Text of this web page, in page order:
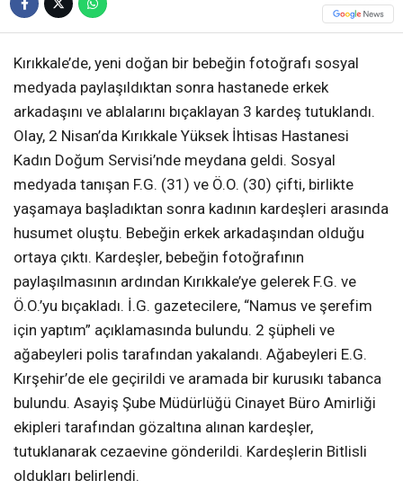
Kırıkkale’de, yeni doğan bir bebeğin fotoğrafı sosyal
medyada paylaşıldıktan sonra hastanede erkek
arkadaşını ve ablalarını bıçaklayan 3 kardeş tutuklandı.
Olay, 2 Nisan’da Kırıkkale Yüksek İhtisas Hastanesi
Kadın Doğum Servisi’nde meydana geldi. Sosyal
medyada tanışan F.G. (31) ve Ö.O. (30) çifti, birlikte
yaşamaya başladıktan sonra kadının kardeşleri arasında
husumet oluştu. Bebeğin erkek arkadaşından olduğu
ortaya çıktı. Kardeşler, bebeğin fotoğrafının
paylaşılmasının ardından Kırıkkale’ye gelerek F.G. ve
Ö.O.’yu bıçakladı. İ.G. gazetecilere, “Namus ve şerefim
için yaptım” açıklamasında bulundu. 2 şüpheli ve
ağabeyleri polis tarafından yakalandı. Ağabeyleri E.G.
Kırşehir’de ele geçirildi ve aramada bir kurusıkı tabanca
bulundu. Asayiş Şube Müdürlüğü Cinayet Büro Amirliği
ekipleri tarafından gözaltına alınan kardeşler,
tutuklanarak cezaevine gönderildi. Kardeşlerin Bitlisli
oldukları belirlendi.